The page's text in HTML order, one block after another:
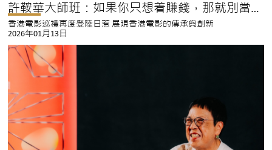
許鞍華大師班：如果你只想着賺錢，那就別當導演了
香港電影巡禮再度登陸日惹 展現香港電影的傳承與創新
2026年01月13日